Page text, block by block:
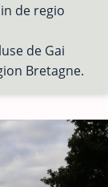
de regio
de Gai
Bretagne.